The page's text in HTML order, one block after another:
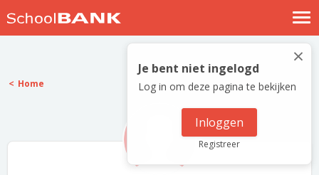
Nostalgische verhalen
Log in
Meld je gratis aan
×
Je bent niet ingelogd
Log in om deze pagina te bekijken
Inloggen
Registreer
Home